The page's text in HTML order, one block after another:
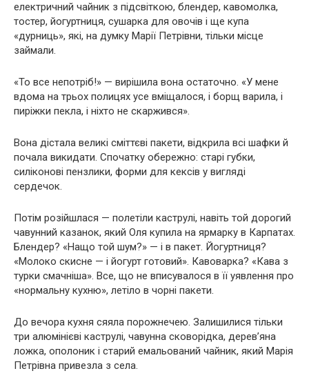
електричний чайник з підсвіткою, блендер, кавомолка,
тостер, йогуртниця, сушарка для овочів і ще купа
«дурниць», які, на думку Марії Петрівни, тільки місце
займали.
«То все непотріб!» — вирішила вона остаточно. «У мене
вдома на трьох полицях усе вміщалося, і борщ варила, і
пиріжки пекла, і ніхто не скаржився».
Вона дістала великі сміттєві пакети, відкрила всі шафки й
почала викидати. Спочатку обережно: старі губки,
силіконові пензлики, форми для кексів у вигляді
сердечок.
Потім розійшлася — полетіли каструлі, навіть той дорогий
чавунний казанок, який Оля купила на ярмарку в Карпатах.
Блендер? «Нащо той шум?» — і в пакет. Йогуртниця?
«Молоко скисне — і йогурт готовий». Кавоварка? «Кава з
турки смачніша». Все, що не вписувалося в її уявлення про
«нормальну кухню», летіло в чорні пакети.
До вечора кухня сяяла порожнечею. Залишилися тільки
три алюмінієві каструлі, чавунна сковорідка, дерев’яна
ложка, ополоник і старий емальований чайник, який Марія
Петрівна привезла з села.